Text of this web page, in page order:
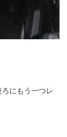
にもう一つレ